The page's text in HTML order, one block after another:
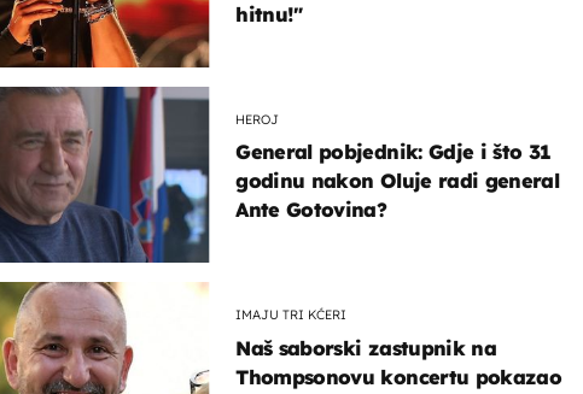
hitnu!"
HEROJ
General pobjednik: Gdje i što 31
godinu nakon Oluje radi general
Ante Gotovina?
IMAJU TRI KĆERI
Naš saborski zastupnik na
Thompsonovu koncertu pokazao